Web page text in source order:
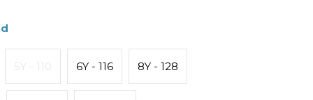
5Y - 110 6Y - 116 8Y - 128